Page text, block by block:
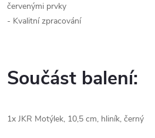
červenými prvky
- Kvalitní zpracování
Součást balení:
1x JKR Motýlek, 10,5 cm, hliník, černý